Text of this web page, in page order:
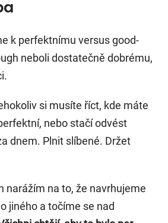
k perfektnímu versus good-
neboli dostatečně dobrému,
si musíte říct, kde máte
nebo stačí odvést
dnem. Plnit slíbené. Držet
narážím na to, že navrhujeme
jiného a točíme se nad